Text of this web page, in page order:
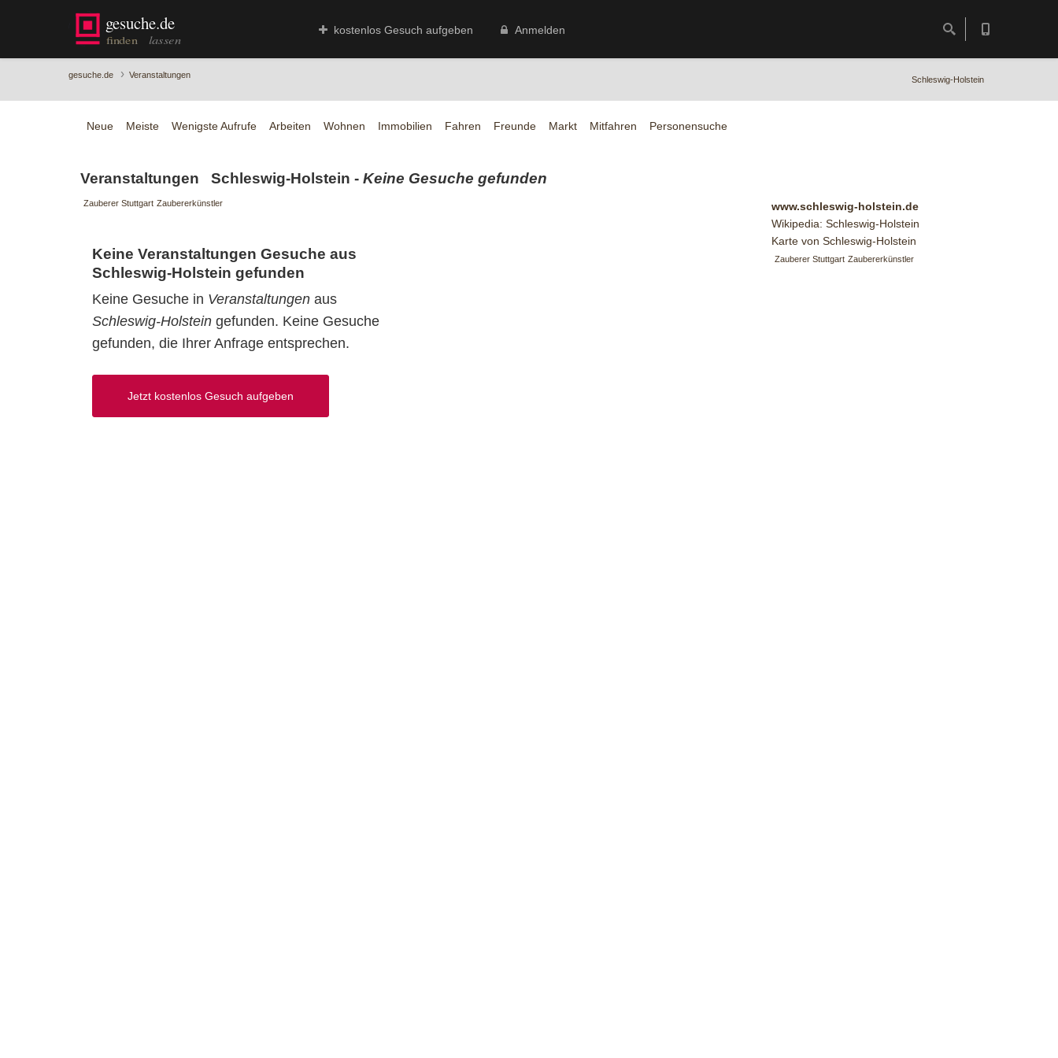
kostenlos Gesuch aufgeben Anmelden
gesuche.de › Veranstaltungen Schleswig-Holstein
Neue Meiste Wenigste Aufrufe Arbeiten Wohnen Immobilien Fahren Freunde Markt Mitfahren Personensuche
Veranstaltungen Schleswig-Holstein - Keine Gesuche gefunden
Zauberer Stuttgart Zaubererkünstler
Keine Veranstaltungen Gesuche aus
Schleswig-Holstein gefunden
Keine Gesuche in Veranstaltungen aus
Schleswig-Holstein gefunden. Keine Gesuche
gefunden, die Ihrer Anfrage entsprechen.
Jetzt kostenlos Gesuch aufgeben
www.schleswig-holstein.de
Wikipedia: Schleswig-Holstein
Karte von Schleswig-Holstein
Zauberer Stuttgart Zaubererkünstler